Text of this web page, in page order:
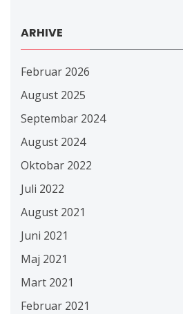
ARHIVE
Februar 2026
August 2025
Septembar 2024
August 2024
Oktobar 2022
Juli 2022
August 2021
Juni 2021
Maj 2021
Mart 2021
Februar 2021